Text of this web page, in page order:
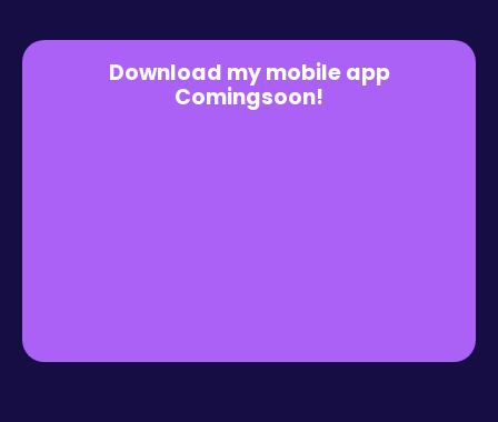
Download my mobile app
Comingsoon!